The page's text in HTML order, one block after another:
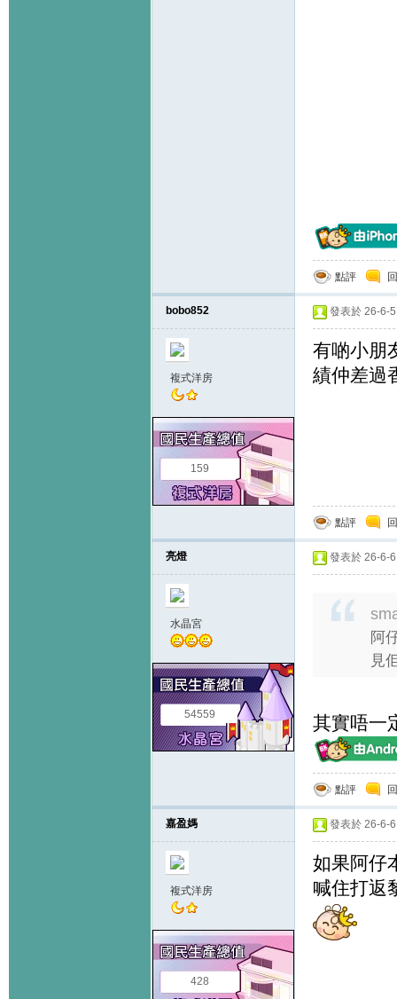
點評
bobo852
複式洋房
159
發表於 26-6-
有啲小朋
績仲差過
點評
亮燈
水晶宮
54559
發表於 26-6-
阿
見
其實唔一
點評
嘉盈媽
複式洋房
428
發表於 26-6-
如果阿仔
喊住打返